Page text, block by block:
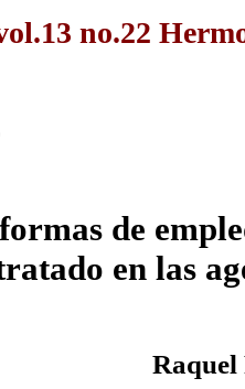
no.22
de
en las